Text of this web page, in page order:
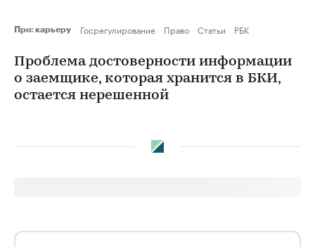
Про: карьеру Госрегулирование Право Статьи РБК
Проблема достоверности информации
о заемщике, которая хранится в БКИ,
остается нерешенной